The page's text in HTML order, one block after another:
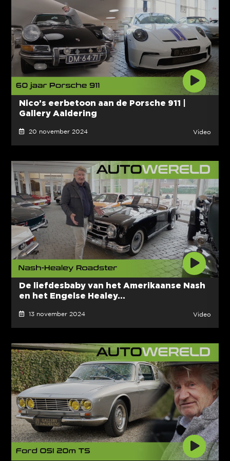
Nico’s eerbetoon aan de Porsche 911 |
Gallery Aaldering
20 november 2024 Video
De liefdesbaby van het Amerikaanse Nash
en het Engelse Healey...
13 november 2024 Video